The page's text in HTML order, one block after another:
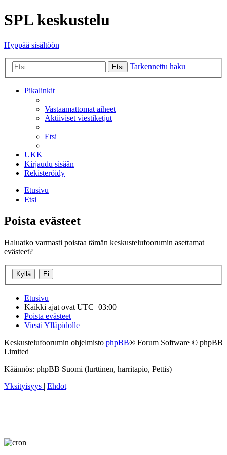
SPL keskustelu
Hyppää sisältöön
Etsi Tarkennettu haku
Pikalinkit
Vastaamattomat aiheet
Aktiiviset viestiketjut
Etsi
UKK
Kirjaudu sisään
Rekisteröidy
Etusivu
Etsi
Poista evästeet
Haluatko varmasti poistaa tämän keskustelufoorumin asettamat
evästeet?
Etusivu
Kaikki ajat ovat UTC+03:00
Poista evästeet
Viesti Ylläpidolle
Keskustelufoorumin ohjelmisto phpBB® Forum Software © phpBB
Limited
Käännös: phpBB Suomi (lurttinen, harritapio, Pettis)
Yksityisyys | Ehdot